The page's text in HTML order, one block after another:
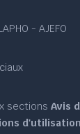
- AJEFO
sectionsAvis
d'utilisation